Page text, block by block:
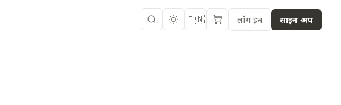
🇮🇳 लॉग इन साइन अप